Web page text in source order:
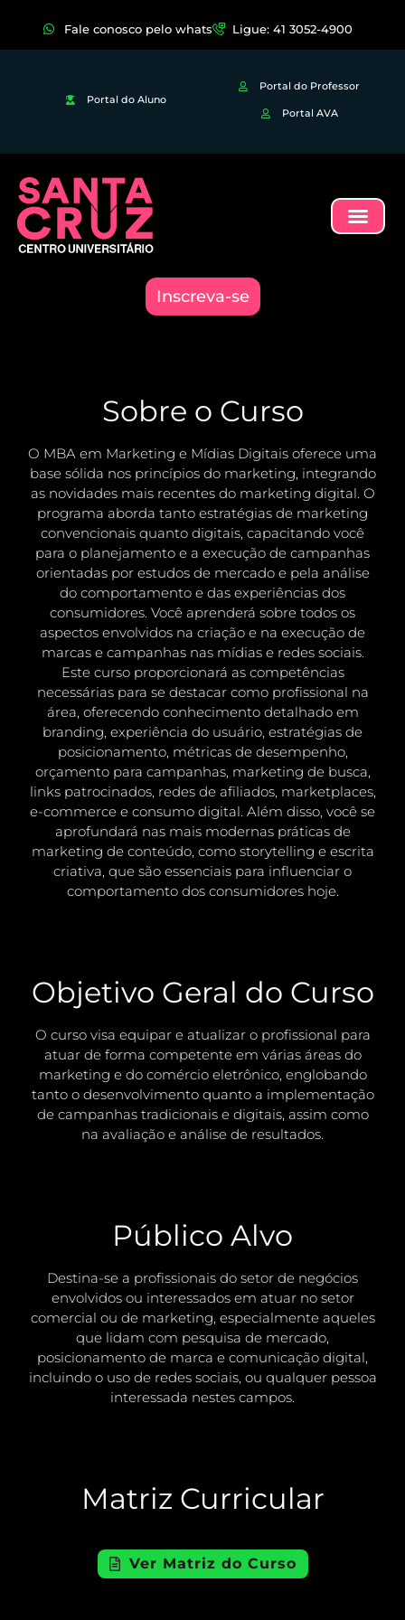
Fale conosco pelo whats Ligue: 41 3052-4900
Portal do Aluno
Portal do Professor
Portal AVA
Inscreva-se
Sobre o Curso
O MBA em Marketing e Mídias Digitais oferece uma
base sólida nos princípios do marketing, integrando
as novidades mais recentes do marketing digital. O
programa aborda tanto estratégias de marketing
convencionais quanto digitais, capacitando você
para o planejamento e a execução de campanhas
orientadas por estudos de mercado e pela análise
do comportamento e das experiências dos
consumidores. Você aprenderá sobre todos os
aspectos envolvidos na criação e na execução de
marcas e campanhas nas mídias e redes sociais.
Este curso proporcionará as competências
necessárias para se destacar como profissional na
área, oferecendo conhecimento detalhado em
branding, experiência do usuário, estratégias de
posicionamento, métricas de desempenho,
orçamento para campanhas, marketing de busca,
links patrocinados, redes de afiliados, marketplaces,
e-commerce e consumo digital. Além disso, você se
aprofundará nas mais modernas práticas de
marketing de conteúdo, como storytelling e escrita
criativa, que são essenciais para influenciar o
comportamento dos consumidores hoje.
Objetivo Geral do Curso
O curso visa equipar e atualizar o profissional para
atuar de forma competente em várias áreas do
marketing e do comércio eletrônico, englobando
tanto o desenvolvimento quanto a implementação
de campanhas tradicionais e digitais, assim como
na avaliação e análise de resultados.
Público Alvo
Destina-se a profissionais do setor de negócios
envolvidos ou interessados em atuar no setor
comercial ou de marketing, especialmente aqueles
que lidam com pesquisa de mercado,
posicionamento de marca e comunicação digital,
incluindo o uso de redes sociais, ou qualquer pessoa
interessada nestes campos.
Matriz Curricular
Ver Matriz do Curso